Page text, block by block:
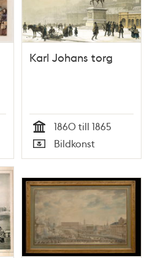
Karl Johans torg
Tid
1860 till 1865
Typ
Bildkonst